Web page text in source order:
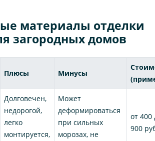
материалы отделки
загородных домов
Плюсы Минусы
Долговечен,
недорогой,
легко
монтируется,
Может
деформироваться
при сильных
морозах, не
от 400
900